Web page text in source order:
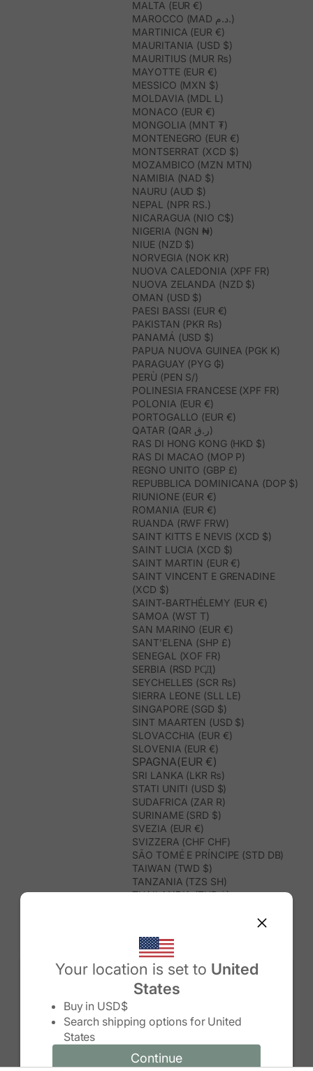
Your location is set to United
States
Buy in USD$
Search shipping options for United
States
Continue
Change country/region
Continue
MALTA (EUR €)
MAROCCO (MAD د.م.)
MARTINICA (EUR €)
MAURITANIA (USD $)
MAURITIUS (MUR ₨)
MAYOTTE (EUR €)
MESSICO (MXN $)
MOLDAVIA (MDL L)
MONACO (EUR €)
MONGOLIA (MNT ₮)
MONTENEGRO (EUR €)
MONTSERRAT (XCD $)
MOZAMBICO (MZN MTN)
NAMIBIA (NAD $)
NAURU (AUD $)
NEPAL (NPR RS.)
NICARAGUA (NIO C$)
NIGERIA (NGN ₦)
NIUE (NZD $)
NORVEGIA (NOK KR)
NUOVA CALEDONIA (XPF FR)
NUOVA ZELANDA (NZD $)
OMAN (USD $)
PAESI BASSI (EUR €)
PAKISTAN (PKR ₨)
PANAMÁ (USD $)
PAPUA NUOVA GUINEA (PGK K)
PARAGUAY (PYG ₲)
PERÙ (PEN S/)
POLINESIA FRANCESE (XPF FR)
POLONIA (EUR €)
PORTOGALLO (EUR €)
QATAR (QAR ر.ق)
RAS DI HONG KONG (HKD $)
RAS DI MACAO (MOP P)
REGNO UNITO (GBP £)
REPUBBLICA DOMINICANA (DOP $)
RIUNIONE (EUR €)
ROMANIA (EUR €)
RUANDA (RWF FRW)
SAINT KITTS E NEVIS (XCD $)
SAINT LUCIA (XCD $)
SAINT MARTIN (EUR €)
SAINT VINCENT E GRENADINE
(XCD $)
SAINT-BARTHÉLEMY (EUR €)
SAMOA (WST T)
SAN MARINO (EUR €)
SANT’ELENA (SHP £)
SENEGAL (XOF FR)
SERBIA (RSD РСД)
SEYCHELLES (SCR ₨)
SIERRA LEONE (SLL LE)
SINGAPORE (SGD $)
SINT MAARTEN (USD $)
SLOVACCHIA (EUR €)
SLOVENIA (EUR €)
SPAGNA(EUR €)
SRI LANKA (LKR ₨)
STATI UNITI (USD $)
SUDAFRICA (ZAR R)
SURINAME (SRD $)
SVEZIA (EUR €)
SVIZZERA (CHF CHF)
SÃO TOMÉ E PRÍNCIPE (STD DB)
TAIWAN (TWD $)
TANZANIA (TZS SH)
THAILANDIA (THB ฿)
TONGA (TOP T$)
TRINIDAD E TOBAGO (TTD $)
TUNISIA (USD $)
TURCHIA (TRY ₺)
TURKMENISTAN (USD $)
UNGHERIA (EUR €)
UZBEKISTAN (UZS SO'M)
VANUATU (VUV VT)